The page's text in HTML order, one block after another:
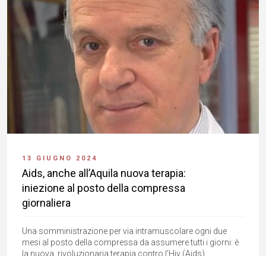
13 GIUGNO 2024
Aids, anche all’Aquila nuova terapia:
iniezione al posto della compressa
giornaliera
Una somministrazione per via intramuscolare ogni due
mesi al posto della compressa da assumere tutti i giorni: è
la nuova, rivoluzionaria terapia contro l’Hiv (Aids),